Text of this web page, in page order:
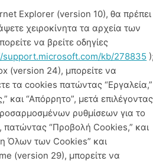
Explorer (version 10), θα πρέπει
χειροκίνητα τα αρχεία των
να βρείτε οδηγίες
support.microsoft.com/kb/278835
(version 24), μπορείτε να
τα cookies πατώντας “Εργαλεία,”
και “Απόρρητο”, μετά επιλέγοντας
ρυθμίσεων για το
πατώντας “Προβολή Cookies,” και
Όλων των Cookies” και
(version 29), μπορείτε να